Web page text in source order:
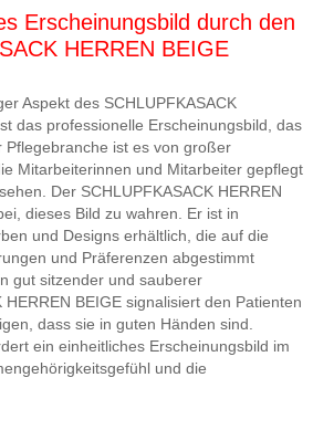
Erscheinungsbild durch den
HERREN BEIGE
Aspekt des SCHLUPFKASACK
das professionelle Erscheinungsbild, das
Pflegebranche ist es von großer
Mitarbeiterinnen und Mitarbeiter gepflegt
Der SCHLUPFKASACK HERREN
dieses Bild zu wahren. Er ist in
und Designs erhältlich, die auf die
und Präferenzen abgestimmt
gut sitzender und sauberer
HERREN BEIGE signalisiert den Patienten
dass sie in guten Händen sind.
ein einheitliches Erscheinungsbild im
und die